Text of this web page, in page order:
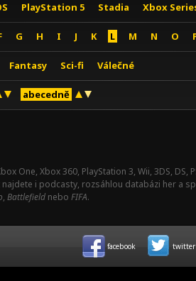
PlayStation 5 Stadia Xbox
G H I J K L M N O
Fantasy Sci-fi Válečné
abecedně
One, Xbox 360, PlayStation 3, Wii, 3DS,
i podcasty, rozsáhlou databázi her a
, Battlefield nebo FIFA.
facebook twitter